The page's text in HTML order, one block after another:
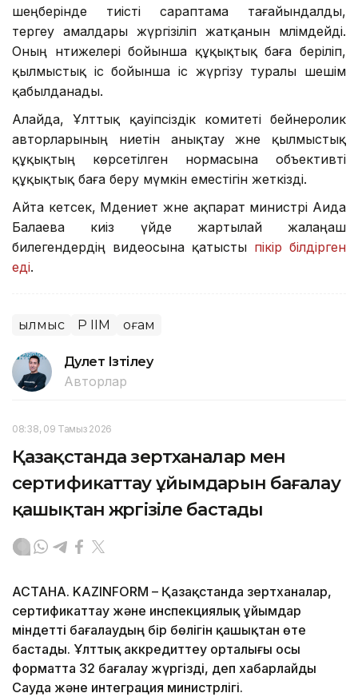
шеңберінде тиісті сараптама тағайындалды,
тергеу амалдары жүргізіліп жатқанын мәлімдейді.
Оның нәтижелері бойынша құқықтық баға беріліп,
қылмыстық іс бойынша іс жүргізу туралы шешім
қабылданады.
Алайда, Ұлттық қауіпсіздік комитеті бейнеролик
авторларының ниетін анықтау және қылмыстық
құқықтың көрсетілген нормасына объективті
құқықтық баға беру мүмкін еместігін жеткізді.
Айта кетсек, Мәдениет және ақпарат министрі Аида
Балаева киіз үйде жартылай жалаңаш
билегендердің видеосына қатысты пікір білдірген
еді.
Қылмыс ҚР ІІМ Қоғам
Дәулет Ізтілеу
Авторлар
08:38, 09 Тамыз 2026
Қазақстанда зертханалар мен
сертификаттау ұйымдарын бағалау
қашықтан жүргізіле бастады
АСТАНА. KAZINFORM – Қазақстанда зертханалар,
сертификаттау және инспекциялық ұйымдар
міндетті бағалаудың бір бөлігін қашықтан өте
бастады. Ұлттық аккредиттеу орталығы осы
форматта 32 бағалау жүргізді, деп хабарлайды
Сауда және интеграция министрлігі.